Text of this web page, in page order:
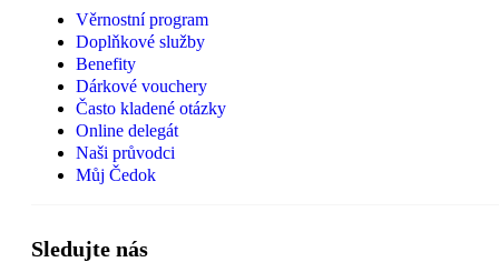
Věrnostní program
Doplňkové služby
Benefity
Dárkové vouchery
Často kladené otázky
Online delegát
Naši průvodci
Můj Čedok
Sledujte nás